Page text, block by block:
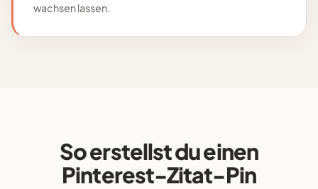
wachsen lassen.
So erstellst du einen
Pinterest-Zitat-Pin